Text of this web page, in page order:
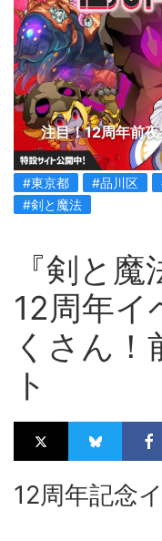
注目！12周年前
#東京都 #品川区
#剣と魔法
『剣と
12周年イ
くさん！
ト
12周年記念